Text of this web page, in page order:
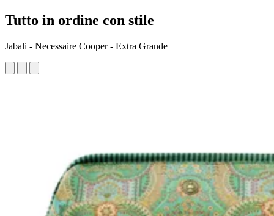
Tutto in ordine con stile
Jabali - Necessaire Cooper - Extra Grande